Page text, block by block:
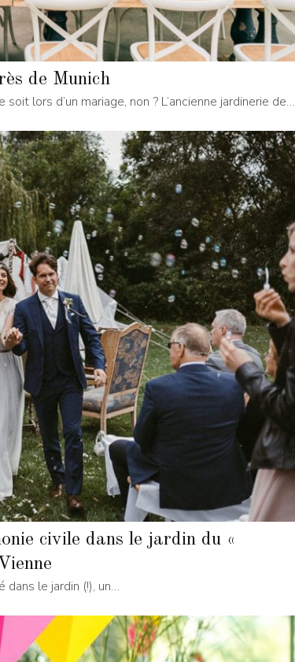
de Munich
lors d’un mariage, non ? L’ancienne jardinerie de…
civile dans le jardin du «
dans le jardin (!), un…